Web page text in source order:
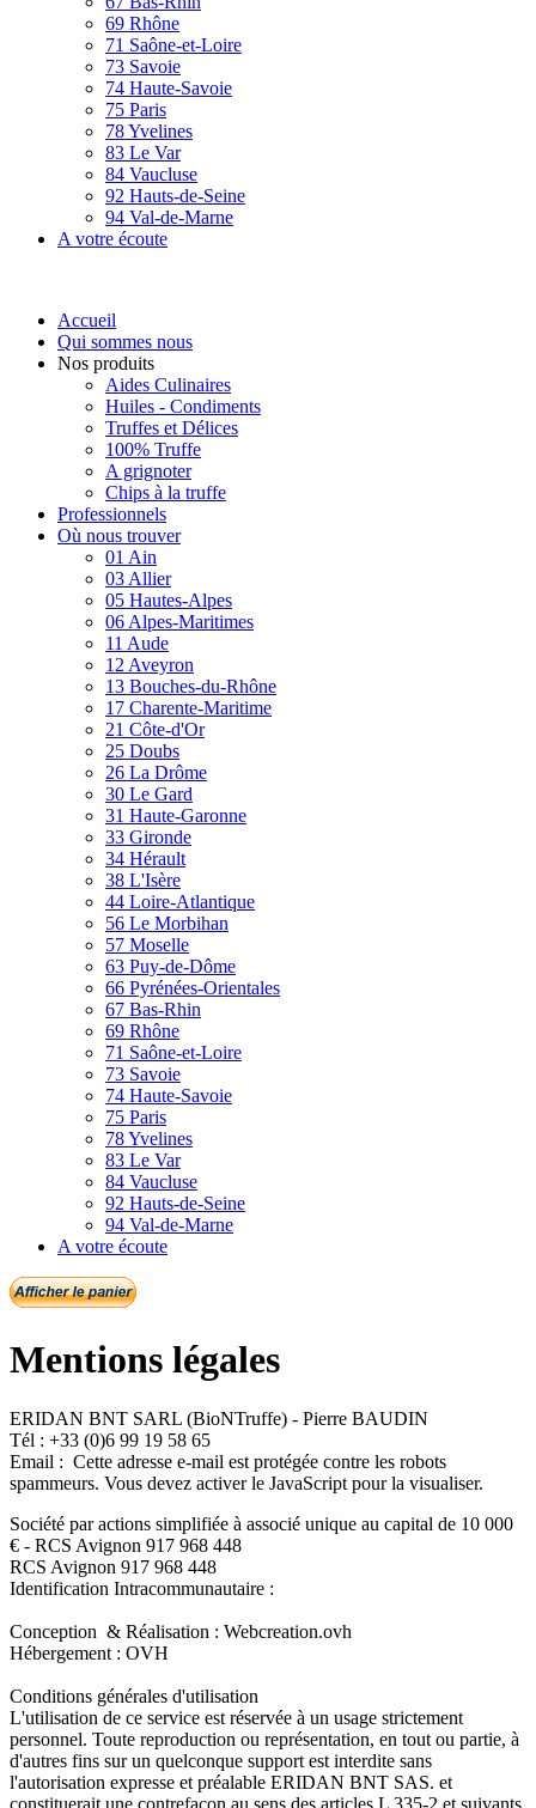
69 Rhône
71 Saône-et-Loire
73 Savoie
74 Haute-Savoie
75 Paris
78 Yvelines
83 Le Var
84 Vaucluse
92 Hauts-de-Seine
94 Val-de-Marne
A votre écoute
Accueil
Qui sommes nous
Nos produits
Aides Culinaires
Huiles - Condiments
Truffes et Délices
100% Truffe
A grignoter
Chips à la truffe
Professionnels
Où nous trouver
01 Ain
03 Allier
05 Hautes-Alpes
06 Alpes-Maritimes
11 Aude
12 Aveyron
13 Bouches-du-Rhône
17 Charente-Maritime
21 Côte-d'Or
25 Doubs
26 La Drôme
30 Le Gard
31 Haute-Garonne
33 Gironde
34 Hérault
38 L'Isère
44 Loire-Atlantique
56 Le Morbihan
57 Moselle
63 Puy-de-Dôme
66 Pyrénées-Orientales
67 Bas-Rhin
69 Rhône
71 Saône-et-Loire
73 Savoie
74 Haute-Savoie
75 Paris
78 Yvelines
83 Le Var
84 Vaucluse
92 Hauts-de-Seine
94 Val-de-Marne
A votre écoute
Mentions légales
ERIDAN BNT SARL (BioNTruffe) - Pierre BAUDIN
Tél : +33 (0)6 99 19 58 65
Email : Cette adresse e-mail est protégée contre les robots
spammeurs. Vous devez activer le JavaScript pour la visualiser.
Société par actions simplifiée à associé unique au capital de 10 000
€ - RCS Avignon 917 968 448
RCS Avignon 917 968 448
Identification Intracommunautaire :
Conception & Réalisation : Webcreation.ovh
Hébergement : OVH
Conditions générales d'utilisation
L'utilisation de ce service est réservée à un usage strictement
personnel. Toute reproduction ou représentation, en tout ou partie, à
d'autres fins sur un quelconque support est interdite sans
l'autorisation expresse et préalable ERIDAN BNT SAS. et
constituerait une contrefaçon au sens des articles L 335-2 et suivants